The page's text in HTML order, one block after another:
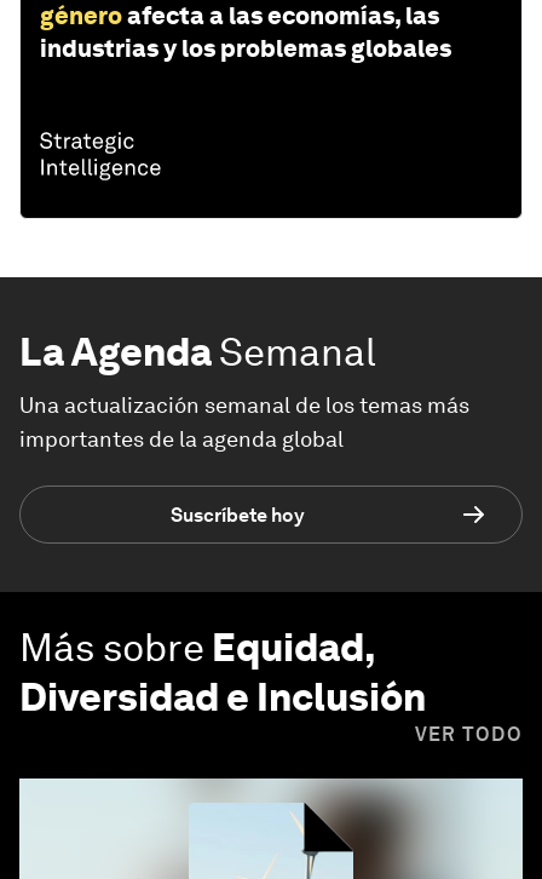
géneroafecta a las economías, las
industrias y los problemas globales
La AgendaSemanal
Una actualización semanal de los temas más
importantes de la agenda global
Suscríbete hoy
Más sobre Equidad,
Diversidad e Inclusión
VER TODO